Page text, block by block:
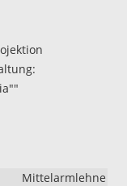
Mittelarmlehne